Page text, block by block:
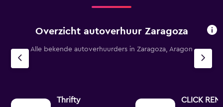
Overzicht autoverhuur Zaragoza
Alle bekende autoverhuurders in Zaragoza, Aragon
Thrifty CLICK